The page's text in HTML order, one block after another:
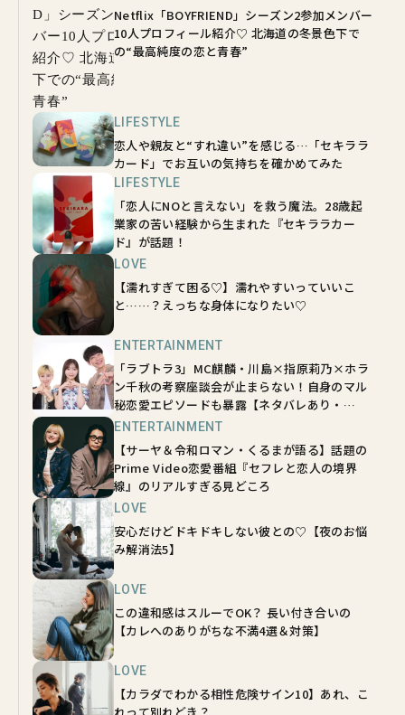
Netflix「BOYFRIEND」シーズン2参加メンバー
10人プロフィール紹介♡ 北海道の冬景色下で
の“最高純度の恋と青春”
LIFESTYLE
恋人や親友と“すれ違い”を感じる…「セキララ
カード」でお互いの気持ちを確かめてみた
LIFESTYLE
「恋人にNOと言えない」を救う魔法。28歳起
業家の苦い経験から生まれた『セキララカー
ド』が話題！
LOVE
【濡れすぎて困る♡】濡れやすいっていいこ
と……？えっちな身体になりたい♡
ENTERTAINMENT
「ラブトラ3」MC麒麟・川島×指原莉乃×ホラ
ン千秋の考察座談会が止まらない！自身のマル
秘恋愛エピソードも暴露【ネタバレあり・
sweet独占】
ENTERTAINMENT
【サーヤ＆令和ロマン・くるまが語る】話題の
Prime Video恋愛番組『セフレと恋人の境界
線』のリアルすぎる見どころ
LOVE
安心だけどドキドキしない彼との♡【夜のお悩
み解消法5】
LOVE
この違和感はスルーでOK？ 長い付き合いの
【カレへのありがちな不満4選＆対策】
LOVE
【カラダでわかる相性危険サイン10】あれ、こ